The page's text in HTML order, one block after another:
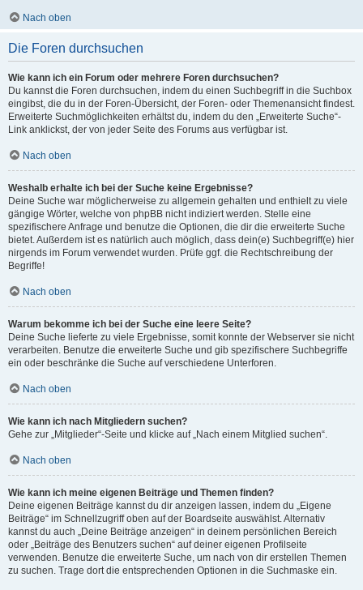
Nach oben
Die Foren durchsuchen
Wie kann ich ein Forum oder mehrere Foren durchsuchen?
Du kannst die Foren durchsuchen, indem du einen Suchbegriff in die Suchbox
eingibst, die du in der Foren-Übersicht, der Foren- oder Themenansicht findest.
Erweiterte Suchmöglichkeiten erhältst du, indem du den „Erweiterte Suche“-
Link anklickst, der von jeder Seite des Forums aus verfügbar ist.
Nach oben
Weshalb erhalte ich bei der Suche keine Ergebnisse?
Deine Suche war möglicherweise zu allgemein gehalten und enthielt zu viele
gängige Wörter, welche von phpBB nicht indiziert werden. Stelle eine
spezifischere Anfrage und benutze die Optionen, die dir die erweiterte Suche
bietet. Außerdem ist es natürlich auch möglich, dass dein(e) Suchbegriff(e) hier
nirgends im Forum verwendet wurden. Prüfe ggf. die Rechtschreibung der
Begriffe!
Nach oben
Warum bekomme ich bei der Suche eine leere Seite?
Deine Suche lieferte zu viele Ergebnisse, somit konnte der Webserver sie nicht
verarbeiten. Benutze die erweiterte Suche und gib spezifischere Suchbegriffe
ein oder beschränke die Suche auf verschiedene Unterforen.
Nach oben
Wie kann ich nach Mitgliedern suchen?
Gehe zur „Mitglieder“-Seite und klicke auf „Nach einem Mitglied suchen“.
Nach oben
Wie kann ich meine eigenen Beiträge und Themen finden?
Deine eigenen Beiträge kannst du dir anzeigen lassen, indem du „Eigene
Beiträge“ im Schnellzugriff oben auf der Boardseite auswählst. Alternativ
kannst du auch „Deine Beiträge anzeigen“ in deinem persönlichen Bereich
oder „Beiträge des Benutzers suchen“ auf deiner eigenen Profilseite
verwenden. Benutze die erweiterte Suche, um nach von dir erstellen Themen
zu suchen. Trage dort die entsprechenden Optionen in die Suchmaske ein.